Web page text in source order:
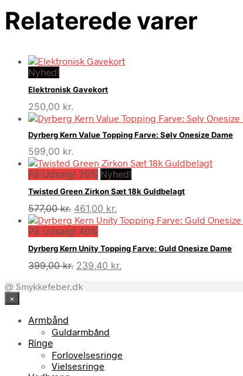
Relaterede varer
Nyhed!
Elektronisk Gavekort
250,00 kr.
Dyrberg Kern Value Topping Farve: Sølv Onesize Dame
599,00 kr.
På Udsalg! 20% Nyhed!
Twisted Green Zirkon Sæt 18k Guldbelagt
577,00kr. Den
oprindelige
pris
var:
577,00 kr..
461,00 kr.
aktuelle
er:
461,00 kr..
På Udsalg! 40%
Dyrberg Kern Unity Topping Farve: Guld Onesize Dame
399,00kr. Den
pris
239,40 kr.
@ Smykkefeber.dk
×
Armbånd
Guldarmbånd
Ringe
Forlovelsesringe
Vielsesringe